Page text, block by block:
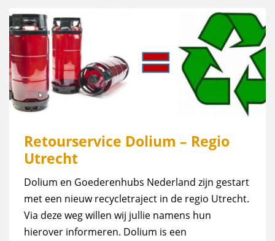
Retourservice Dolium – Regio
Utrecht
Dolium en Goederenhubs Nederland zijn gestart
met een nieuw recycletraject in de regio Utrecht.
Via deze weg willen wij jullie namens hun
hierover informeren. Dolium is een